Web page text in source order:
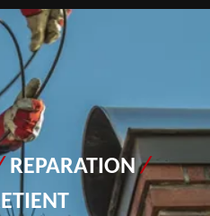
REPARATION/